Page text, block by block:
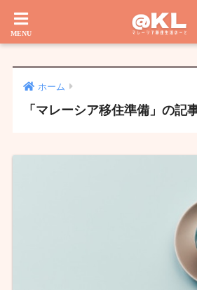
ホーム
「マレーシア移住準備」の記